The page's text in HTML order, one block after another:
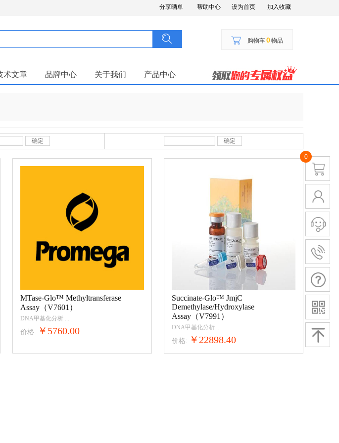
帮助中心
分享晒单 设为首页 加入收藏
购物车0物品
搜索
按钮文本
术文章 品牌中心 关于我们 产品中心
确定 确定
MTase-Glo™ Methyltransferase
Assay（V7601）
DNA甲基化分析 ...
价格: ￥5760.00
Succinate-Glo™ JmjC
Demethylase/Hydroxylase
Assay（V7991）
DNA甲基化分析 ...
价格: ￥22898.40
0